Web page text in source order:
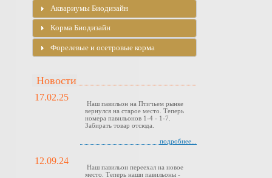
Аквариумы Биодизайн
Корма Биодизайн
Форелевые и осетровые корма
Новости
17.02.25
Наш павильон на Птичьем рынке
вернулся на старое место. Теперь
номера павильонов 1-4 - 1-7.
Забирать товар отсюда.
подробнее...
12.09.24
Наш павильон переехал на новое
место. Теперь наши павильоны -